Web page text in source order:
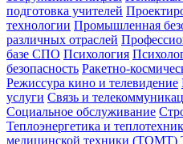
подготовка учителей
технологии Промышленная
различных отраслей
базе СПО Психология
безопасность Ракетно-
Режиссура кино и телевидение
услуги Связь и
Социальное обслуживание
Теплоэнергетика и
медицинской техники (ТОМТ)